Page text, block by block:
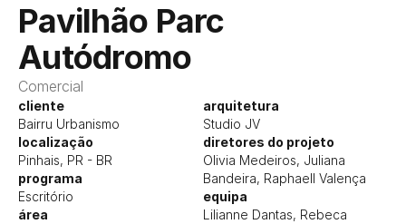
Pavilhão Parc
Autódromo
Comercial
cliente
Bairru Urbanismo
localização
Pinhais, PR - BR
programa
Escritório
área
arquitetura
Studio JV
diretores do projeto
Olivia Medeiros, Juliana
Bandeira, Raphaell Valença
equipa
Lilianne Dantas, Rebeca